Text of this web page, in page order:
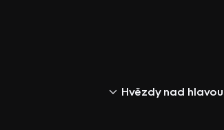
Hvězdy nad hlavou